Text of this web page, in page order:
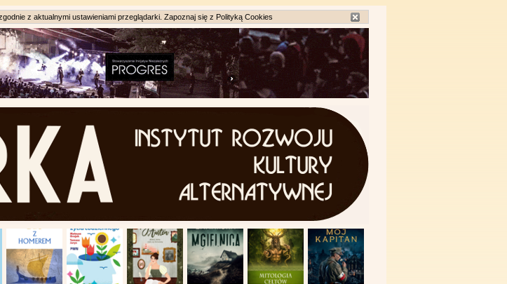
z aktualnymi ustawieniami przeglądarki. Zapoznaj się z Polityką Cookies